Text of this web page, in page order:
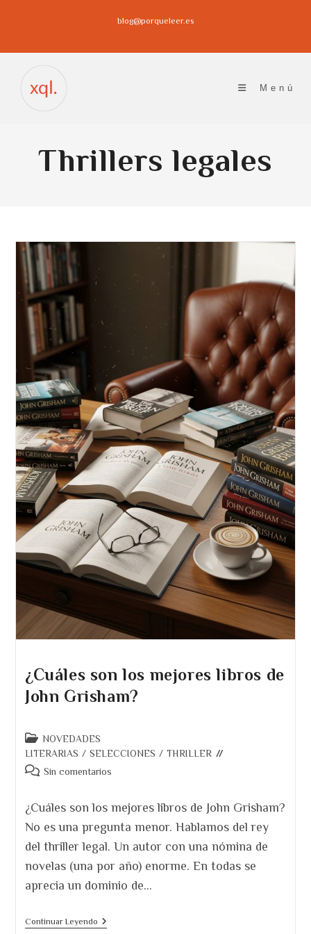
blog@porqueleer.es
Menú
Thrillers legales
¿Cuáles son los mejores libros de
John Grisham?
Categoría
de
la
NOVEDADES
LITERARIAS / SELECCIONES / THRILLER
Comentarios
entrada:
Sin comentarios
¿Cuáles son los mejores libros de John Grisham?
No es una pregunta menor. Hablamos del rey
del thriller legal. Un autor con una nómina de
novelas (una por año) enorme. En todas se
aprecia un dominio de…
Continuar Leyendo¿Cuáles